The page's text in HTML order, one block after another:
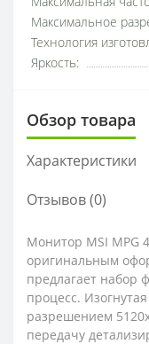
Максимальное
Технология
Яркость:
Обзор товара
Характеристики
Отзывов (0)
Монитор MSI MPG
оригинальным
предлагает набор
процесс.
разрешением
передачу